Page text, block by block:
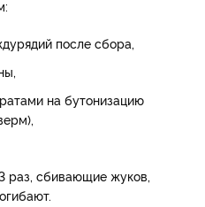
после сбора,
на бутонизацию
раз, сбивающие жуков,